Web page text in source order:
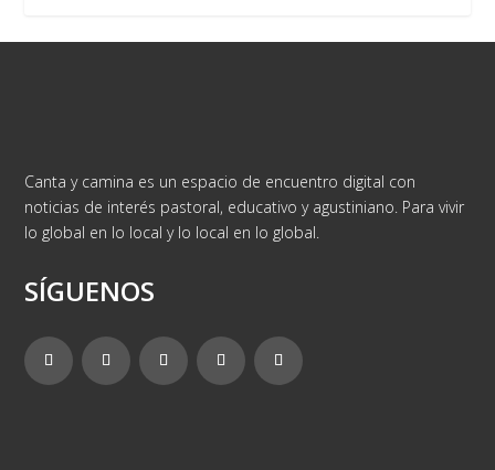
Canta y camina es un espacio de encuentro digital con
noticias de interés pastoral, educativo y agustiniano. Para vivir
lo global en lo local y lo local en lo global.
SÍGUENOS